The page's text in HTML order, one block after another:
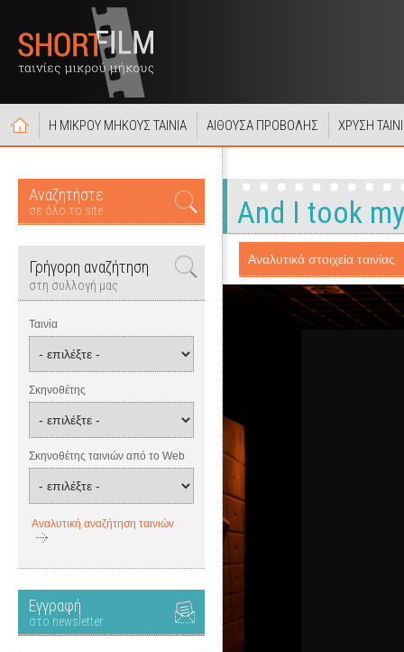
Η ΜΙΚΡΟΥ ΜΗΚΟΥΣ ΤΑΙΝΙΑ ΑΙΘΟΥΣΑ ΠΡΟΒΟΛΗΣ ΧΡΥΣΗ
Αναζητήστε
σε όλο το site
Γρήγορη αναζήτηση
στη συλλογή μας
Ταινία
Σκηνοθέτης
Σκηνοθέτης ταινιών από το Web
Αναλυτική αναζήτηση ταινιών
Εγγραφή
στο newsletter
And I took
Αναλυτικά στοιχεία ταινίας